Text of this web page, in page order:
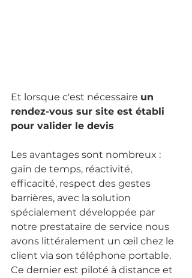
Et lorsque c'est nécessaire un
rendez-vous sur site est établi
pour valider le devis
Les avantages sont nombreux :
gain de temps, réactivité,
efficacité, respect des gestes
barrières, avec la solution
spécialement développée par
notre prestataire de service nous
avons littéralement un œil chez le
client via son téléphone portable.
Ce dernier est piloté à distance et